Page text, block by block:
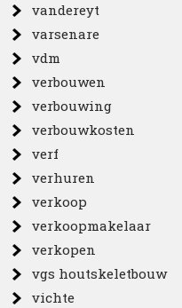
vandereyt
varsenare
vdm
verbouwen
verbouwing
verbouwkosten
verf
verhuren
verkoop
verkoopmakelaar
verkopen
vgs houtskeletbouw
vichte